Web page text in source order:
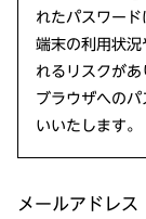
れたパスワード
端末の利用状
れるリスクがあ
ブラウザへの
いいたします。
メールアドレス